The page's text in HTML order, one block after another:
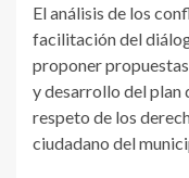
El análisis de los
facilitación del
proponer
y desarrollo del plan
respeto de los
ciudadano del